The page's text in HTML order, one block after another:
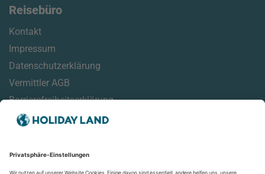
Reisebüro
Kontakt
Impressum
Datenschutzerklärung
Vermittler AGB
Barrierefreiheitserklärung
Reisemonitor